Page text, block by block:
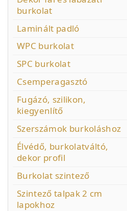
burkolat
Laminált padló
WPC burkolat
SPC burkolat
Csemperagasztó
Fugázó, szilikon,
kiegyenlítő
Szerszámok burkoláshoz
Élvédő, burkolatváltó,
dekor profil
Burkolat szintező
Szintező talpak 2 cm
lapokhoz